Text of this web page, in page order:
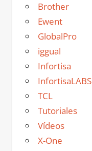
Brother
Ewent
GlobalPro
iggual
Infortisa
InfortisaLABS
TCL
Tutoriales
Vídeos
X-One